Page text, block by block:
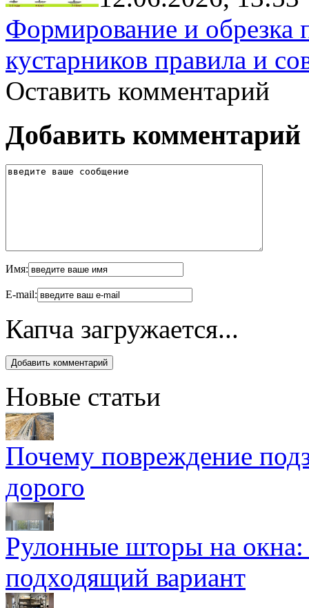
Формирование и обрезка
кустарников правила и
Оставить комментарий
Добавить комментарий
Имя:
E-mail:
Капча загружается...
Новые статьи
Почему повреждение
дорого
Рулонные шторы на
подходящий вариант